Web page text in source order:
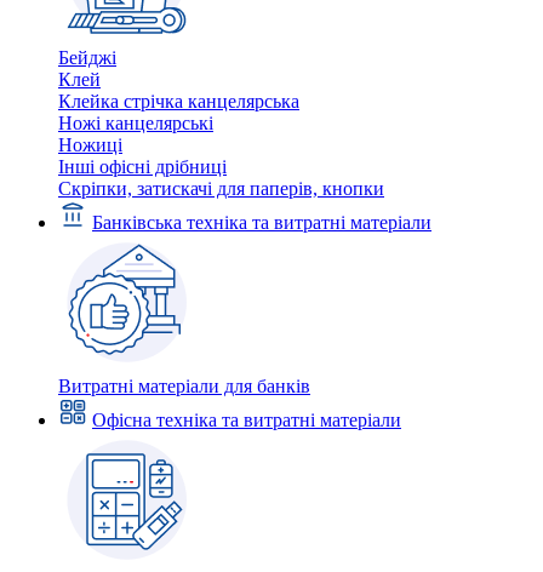
Бейджі
Клей
Клейка стрічка канцелярська
Ножі канцелярські
Ножиці
Інші офісні дрібниці
Скріпки, затискачі для паперів, кнопки
Банківська техніка та витратні матеріали
Витратні матеріали для банків
Офісна техніка та витратні матеріали